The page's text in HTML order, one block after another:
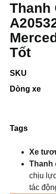
Thanh
Tốt
SKU
Dòng xe
Tags
Xe
Thanh
chịu
tác